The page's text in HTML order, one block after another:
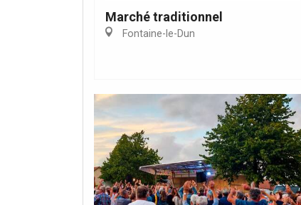
Marché traditionnel
Fontaine-le-Dun